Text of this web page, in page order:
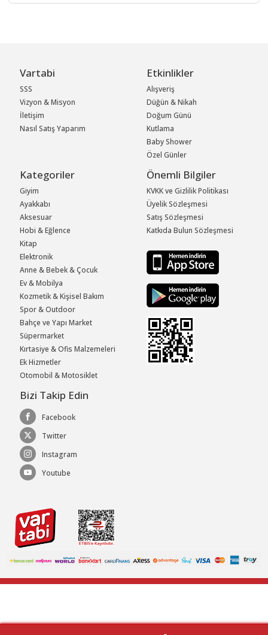
Vartabi
SSS
Vizyon & Misyon
İletişim
Nasıl Satış Yaparım
Etkinlikler
Alışveriş
Düğün & Nikah
Doğum Günü
Kutlama
Baby Shower
Özel Günler
Kategoriler
Giyim
Ayakkabı
Aksesuar
Hobi & Eğlence
Kitap
Elektronik
Anne & Bebek & Çocuk
Ev & Mobilya
Kozmetik & Kişisel Bakım
Spor & Outdoor
Bahçe ve Yapı Market
Süpermarket
Kırtasiye & Ofis Malzemeleri
Ek Hizmetler
Otomobil & Motosiklet
Önemli Bilgiler
KVKK ve Gizlilik Politikası
Üyelik Sözleşmesi
Satış Sözleşmesi
Katkıda Bulun Sözleşmesi
Bizi Takip Edin
Facebook
Twitter
Instagram
Youtube